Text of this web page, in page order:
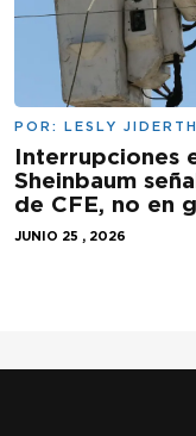
POR: LESLY
Interrupciones
Sheinbaum
de CFE, no en
JUNIO 25 , 2026